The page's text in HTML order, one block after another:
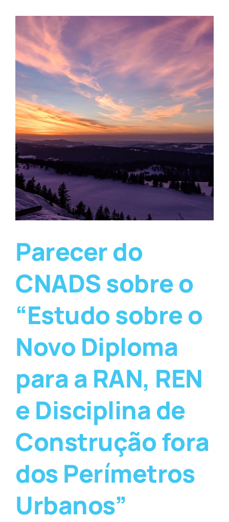
Parecer do
CNADS sobre o
“Estudo sobre o
Novo Diploma
para a RAN, REN
e Disciplina de
Construção fora
dos Perímetros
Urbanos”